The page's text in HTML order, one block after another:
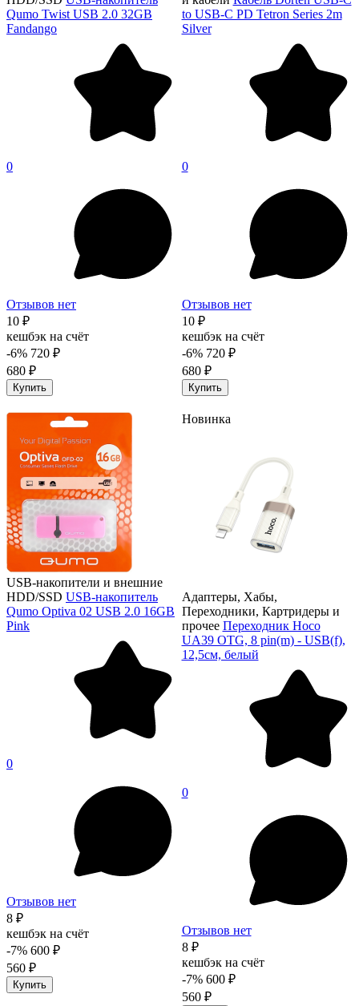
Qumo Twist USB 2.0 32GB
Fandango
0
Отзывов нет
10 ₽
кешбэк на счёт
-6% 720 ₽
680 ₽
Купить
to USB-C PD Tetron Series 2m
Silver
0
Отзывов нет
10 ₽
кешбэк на счёт
-6% 720 ₽
680 ₽
Купить
USB-накопители и внешние
HDD/SSD USB-накопитель
Qumo Optiva 02 USB 2.0 16GB
Pink
0
Отзывов нет
8 ₽
кешбэк на счёт
-7% 600 ₽
560 ₽
Купить
Новинка
Адаптеры, Хабы,
Переходники, Картридеры и
прочее Переходник Hoco
UA39 OTG, 8 pin(m) - USB(f),
12,5см, белый
0
Отзывов нет
8 ₽
кешбэк на счёт
-7% 600 ₽
560 ₽